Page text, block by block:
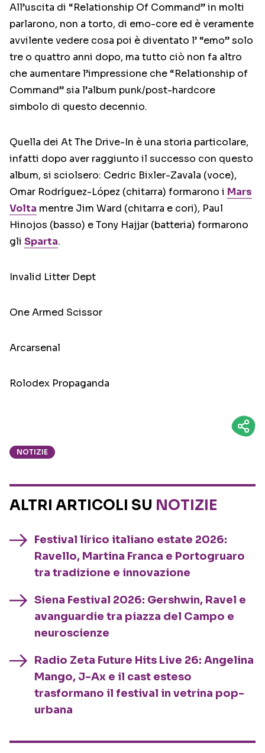
All’uscita di “Relationship Of Command” in molti
parlarono, non a torto, di emo-core ed è veramente
avvilente vedere cosa poi è diventato l’ “emo” solo
tre o quattro anni dopo, ma tutto ciò non fa altro
che aumentare l’impressione che “Relationship of
Command” sia l’album punk/post-hardcore
simbolo di questo decennio.
Quella dei At The Drive-In è una storia particolare,
infatti dopo aver raggiunto il successo con questo
album, si sciolsero: Cedric Bixler-Zavala (voce),
Omar Rodríguez-López (chitarra) formarono i Mars
Volta mentre Jim Ward (chitarra e cori), Paul
Hinojos (basso) e Tony Hajjar (batteria) formarono
gli Sparta.
Invalid Litter Dept
One Armed Scissor
Arcarsenal
Rolodex Propaganda
NOTIZIE
ALTRI ARTICOLI SU NOTIZIE
Festival lirico italiano estate 2026:
Ravello, Martina Franca e Portogruaro
tra tradizione e innovazione
Siena Festival 2026: Gershwin, Ravel e
avanguardie tra piazza del Campo e
neuroscienze
Radio Zeta Future Hits Live 26: Angelina
Mango, J-Ax e il cast esteso
trasformano il festival in vetrina pop-
urbana